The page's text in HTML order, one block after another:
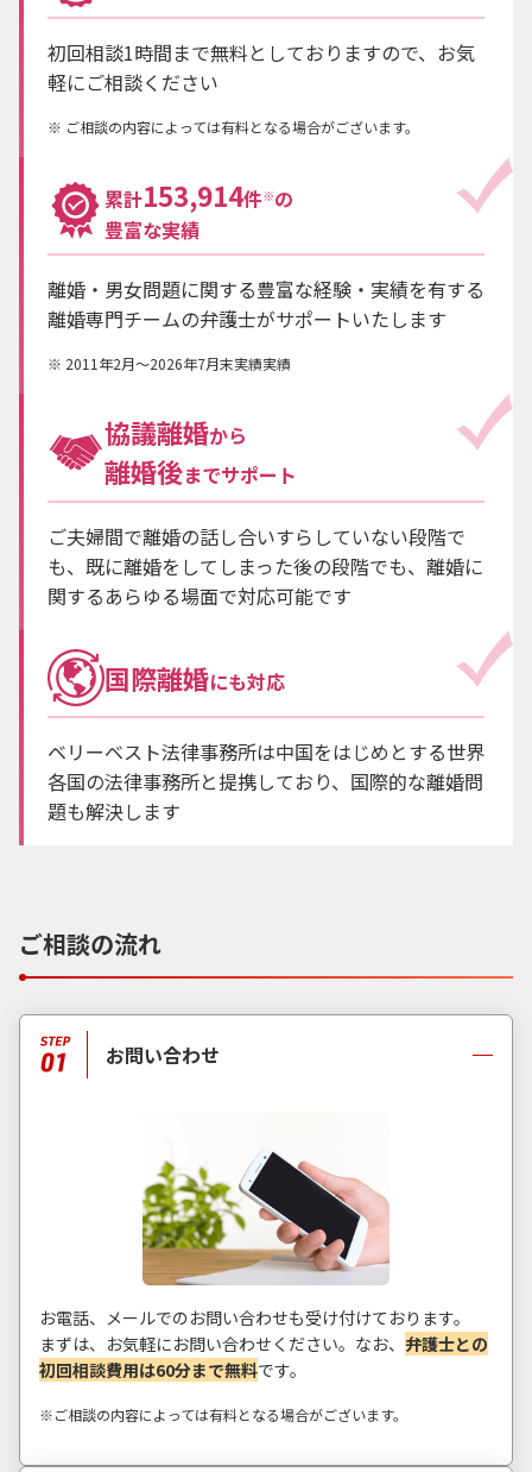
初回相談1時間まで無料としておりますので、お気
軽にご相談ください
ご相談の内容によっては有料となる場合がございます。
累計153,914件※の
豊富な実績
離婚・男女問題に関する豊富な経験・実績を有する
離婚専門チームの弁護士がサポートいたします
2011年2月～2026年7月末実績実績
協議離婚から
離婚後までサポート
ご夫婦間で離婚の話し合いすらしていない段階で
も、既に離婚をしてしまった後の段階でも、離婚に
関するあらゆる場面で対応可能です
国際離婚にも対応
ベリーベスト法律事務所は中国をはじめとする世界
各国の法律事務所と提携しており、国際的な離婚問
題も解決します
ご相談の流れ
お問い合わせ
お電話、メールでのお問い合わせも受け付けております。
まずは、お気軽にお問い合わせください。なお、 弁護士との
初回相談費用は60分まで無料です。
※ご相談の内容によっては有料となる場合がございます。